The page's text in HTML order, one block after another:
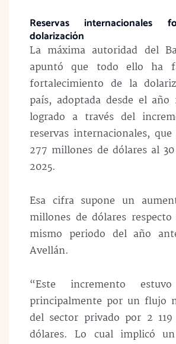
Reservas internacionales
dolarización
La máxima autoridad del
apuntó que todo ello ha
fortalecimiento de la
país, adoptada desde el
logrado a través del
reservas internacionales,
277 millones de dólares al
2025.
Esa cifra supone un
millones de dólares
mismo periodo del año
Avellán.
“Este incremento
principalmente por un flujo
del sector privado por 2
dólares. Lo cual implicó